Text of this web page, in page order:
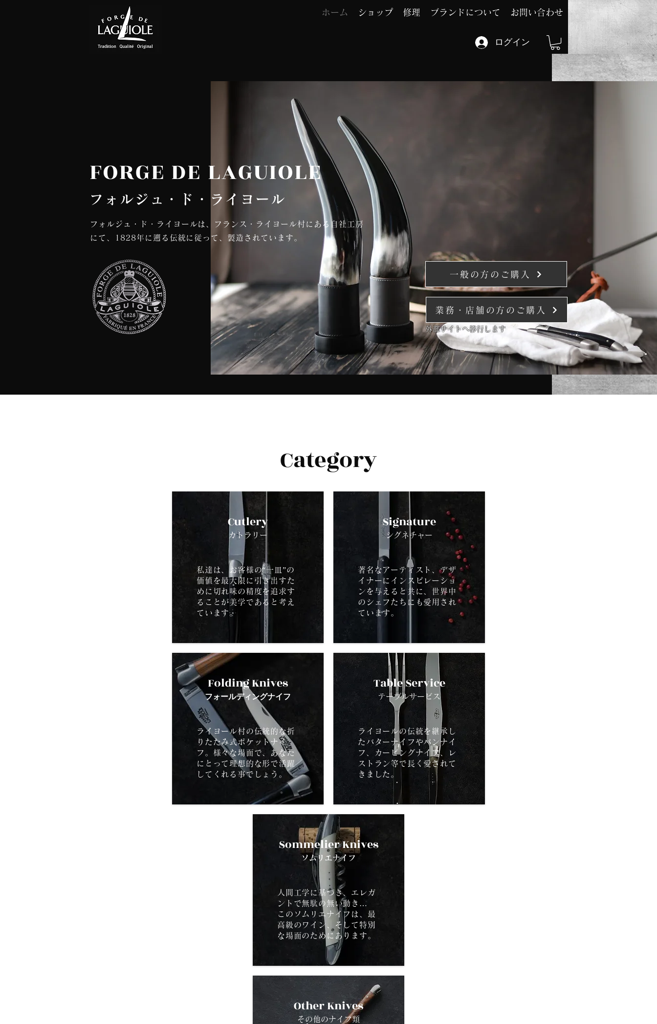
ホーム ショップ 修理 ブランドについて お問い合わせ
ログイン
FORGE DE LAGUIOLE
フォルジュ・ド・ライヨール
フォルジュ・ド・ライヨールは、 フランス・ライヨール村にある自社工房
にて、
1828年に遡る伝統に従って、製造されています。
一般の方のご購入
業務・店舗の方のご購入
外部サイトへ移行します
Category
Cutlery
カトラリー
私達は、お客様の“一皿”の
価値を最大限に引き出すた
めに切れ味の精度を追求す
ることが美学であると考え
ています。
Folding Knives
フォールディングナイフ
ライヨール村の伝統的な折
りたたみ式ポケットナイ
フ。様々な場面で、あなた
にとって理想的な形で活躍
してくれる事でしょう。
Signature
シグネチャー
著名なアーティスト、デザ
イナーにインスピレーショ
ンを与えると共に、世界中
のシェフたちにも愛用され
ています。
Table Service
テーブルサービス
ライヨールの伝統を継承し
たバターナイフやパンナイ
フ、カービングナイフ、レ
ストラン等で長く愛されて
きました。
Sommelier Knives
ソムリエナイ フ
人間工学に基づき、エレガ
ントで無駄の無い動き…
このソムリエナイフは、最
高級のワイン、そして特別
な場面のためにあります。
Other Knives
その他のナイフ類